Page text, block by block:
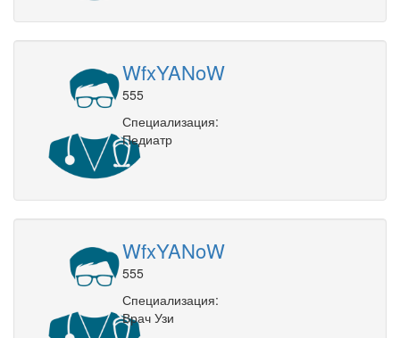
WfxYANoW
555
Специализация:
Педиатр
WfxYANoW
555
Специализация:
Врач Узи